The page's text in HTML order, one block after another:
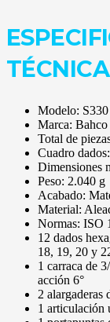
Modelo: S330
Marca: Bahco
Total de
Cuadro
Dimensiones
Peso: 2.040 g
Acabado:
Material:
Normas: ISO
12 dados
18, 19, 20 y
1 carraca de
acción 6°
2 alargaderas
1 articulación